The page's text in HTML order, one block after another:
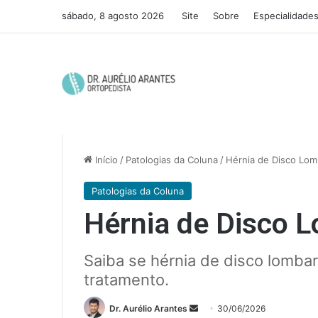
sábado, 8 agosto 2026 Site Sobre Especialidades
Início / Patologias da Coluna / Hérnia de Disco
Patologias da Coluna
Hérnia de Disco
Saiba se hérnia de disco
tratamento.
Dr. Aurélio Arantes
Mande30/06/2026